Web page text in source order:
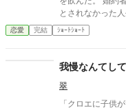
とされなかった
へと時間は巻き戻っていた。 もう、誰
きるのはやめよう。 そう決めた彼女は、静かに運命を書き
めの物語。
恋愛 完結 ｼｮｰﾄｼｮｰﾄ
我慢なんてし
翠
「クロエに子供